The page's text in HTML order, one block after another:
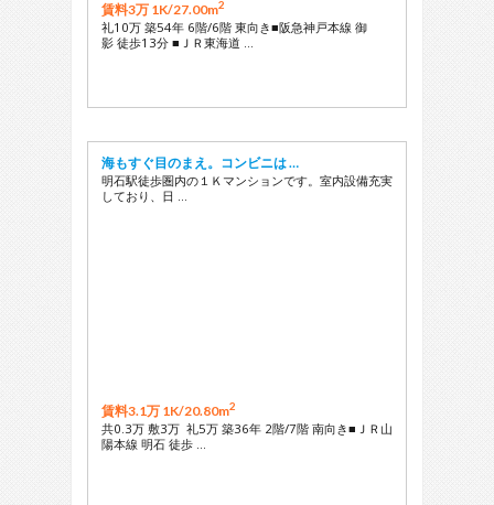
賃料3万 1K/27.00m2
礼10万 築54年 6階/6階 東向き■阪急神戸本線 御
影 徒歩13分 ■ＪＲ東海道 …
海もすぐ目のまえ。コンビニは …
明石駅徒歩圏内の１Ｋマンションです。室内設備充実
しており、日 …
賃料3.1万 1K/20.80m2
共0.3万 敷3万 礼5万 築36年 2階/7階 南向き■ＪＲ山
陽本線 明石 徒歩 …